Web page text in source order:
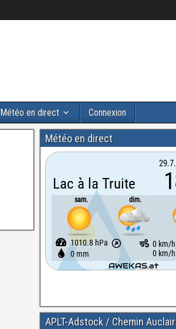
Météo en direct Connexion
Météo en direct
APLT-Adstock / Chemin Auclair